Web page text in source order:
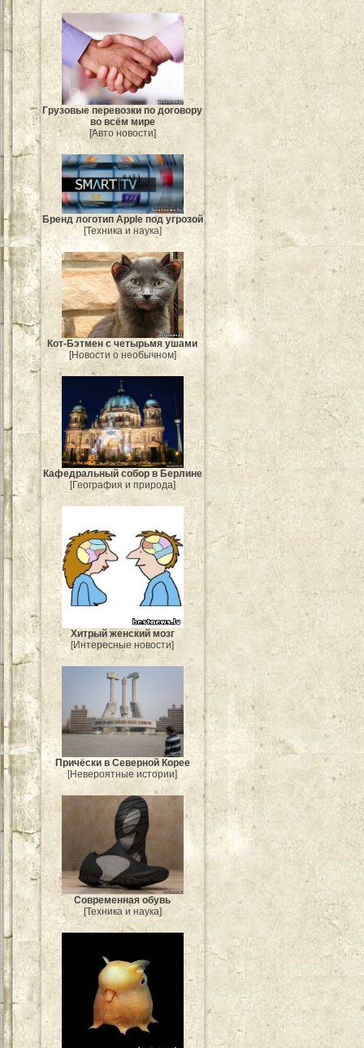
Грузовые перевозки по договору
во всём мире
[Авто новости]
Бренд логотип Apple под угрозой
[Техника и наука]
Кот-Бэтмен с четырьмя ушами
[Новости о необычном]
Кафедральный собор в Берлине
[География и природа]
Хитрый женский мозг
[Интересные новости]
Причёски в Северной Корее
[Невероятные истории]
Современная обувь
[Техника и наука]